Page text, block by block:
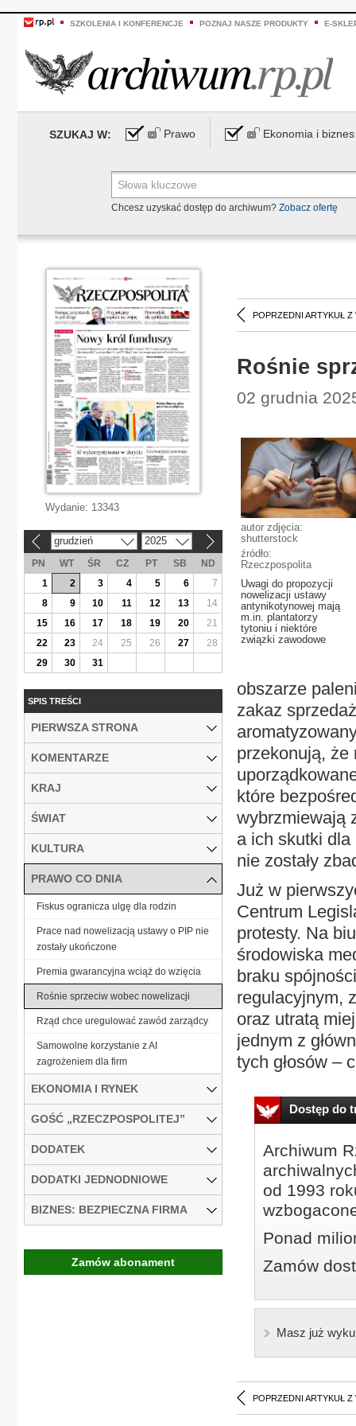
SZKOLENIA I KONFERENCJE POZNAJ NASZE PRODUKTY E-
SZUKAJ W: Prawo Ekonomia i biznes
Chcesz uzyskać dostęp do archiwum? Zobacz ofertę
POPRZEDNI ARTYKUŁ Z
Rośnie
02 grudnia
autor zdjęcia:
shutterstock
źródło:
Rzeczpospolita
Uwagi do propozycji
nowelizacji ustawy
antynikotynowej mają
m.in. plantatorzy
tytoniu i niektóre
związki zawodowe
obszarze
zakaz
przekonują, że
które
wybrzmiewają
a ich skutki
nie zostały
Już w
Centrum
protesty. Na
środowiska
braku
regulacyjnym,
oraz utratą
jednym z
tych głosów –
Dostęp do
Archiwum
od 1993
Ponad
Zamów
Masz już
POPRZEDNI ARTYKUŁ Z
Wydanie: 13343
grudzień 2025
PN WT ŚR CZ PT SB
ND
1
2 3 4 5 6
7
8
9 10 11 12 13
14
15
16 17 18 19 20
21
22
23 24 25 26 27
28
29
30 31
SPIS TREŚCI
PIERWSZA STRONA
KOMENTARZE
KRAJ
ŚWIAT
KULTURA
PRAWO CO DNIA
Fiskus ogranicza ulgę dla rodzin
Prace nad nowelizacją ustawy o PIP nie
zostały ukończone
Premia gwarancyjna wciąż do wzięcia
Rośnie sprzeciw wobec nowelizacji
Rząd chce uregulować zawód zarządcy
Samowolne korzystanie z AI
zagrożeniem dla firm
EKONOMIA I RYNEK
GOŚĆ „RZECZPOSPOLITEJ”
DODATEK
DODATKI JEDNODNIOWE
BIZNES: BEZPIECZNA FIRMA
Zamów abonament